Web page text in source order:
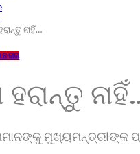
ନାହିଁ…
ମୁଖ୍ୟମନ୍ତ୍ରୀଙ୍କ